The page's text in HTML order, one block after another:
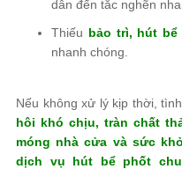
dẫn đến tắc nghẽn
Thiếu bảo trì, hút
nhanh chóng.
Nếu không xử lý kịp thời,
hôi khó chịu, tràn chất
móng nhà cửa và sức
dịch vụ hút bể phốt